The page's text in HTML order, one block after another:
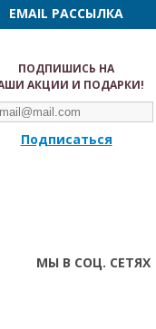
EMAIL РАССЫЛКА
ПОДПИШИСЬ НА
АКЦИИ И ПОДАРКИ!
Подписаться
МЫ В СОЦ. СЕТЯХ